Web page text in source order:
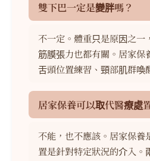
雙下巴一定是變胖嗎？
不一定。體重只是原因之一
筋膜張力也都有關。居家保
舌頭位置練習、頸部肌群喚
居家保養可以取代醫療處
不能，也不應該。居家保養
置是針對特定狀況的介入。